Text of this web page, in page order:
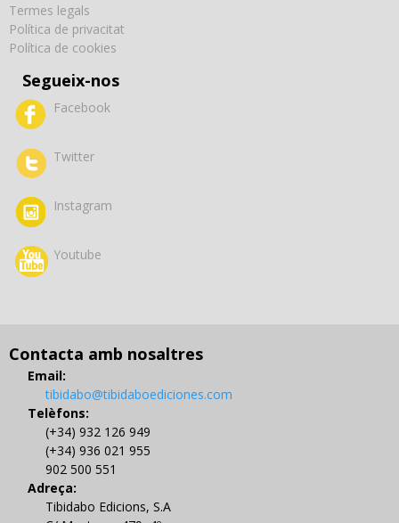
Termes legals
Política de privacitat
Política de cookies
Segueix-nos
Facebook
Twitter
Instagram
Youtube
Contacta amb nosaltres
Email:
tibidabo@tibidaboediciones.com
Telèfons:
(+34) 932 126 949
(+34) 936 021 955
902 500 551
Adreça:
Tibidabo Edicions, S.A